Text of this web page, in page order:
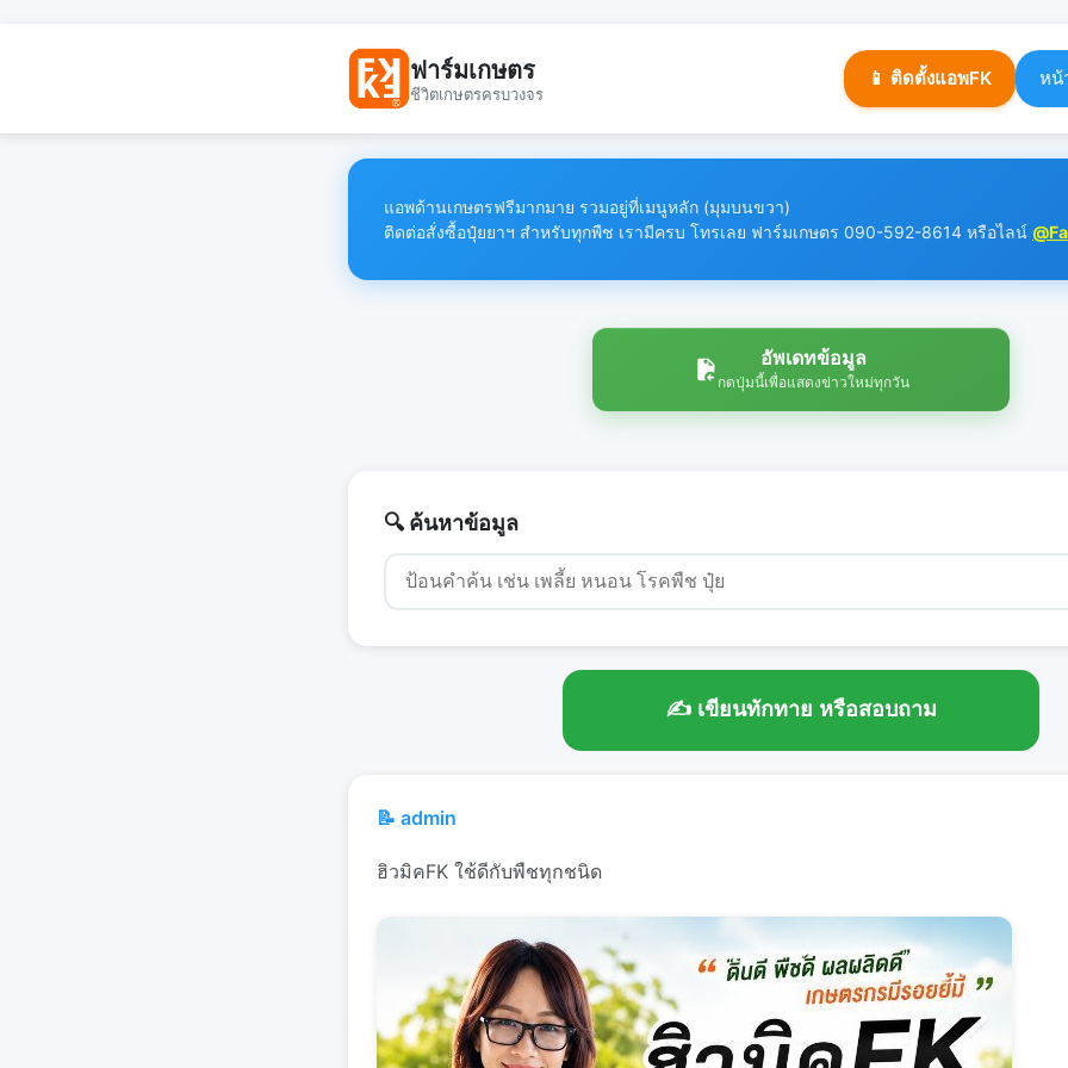
ฟาร์มเกษตร
ชีวิตเกษตรครบวงจร
📱 ติดตั้งแอพFK หน้
แอพด้านเกษตรฟรีมากมาย รวมอยู่ที่เมนูหลัก (มุมบนขวา)
ติดต่อสั่งซื้อปุ๋ยยาฯ สำหรับทุกพืช เรามีครบ โทรเลย ฟาร์มเกษตร 090-592-8614 หรือไลน์
อัพเดทข้อมูล
กดปุ่มนี้เพื่อแสดงข่าวใหม่ทุกวัน
🔍 ค้นหาข้อมูล
✍️ เขียนทักทาย หรือสอบถาม
📝 admin
ฮิวมิคFK ใช้ดีกับพืชทุกชนิด